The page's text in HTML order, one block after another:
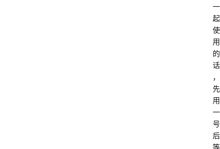
一
起
使
用
的
话
，
先
用
一
号
后